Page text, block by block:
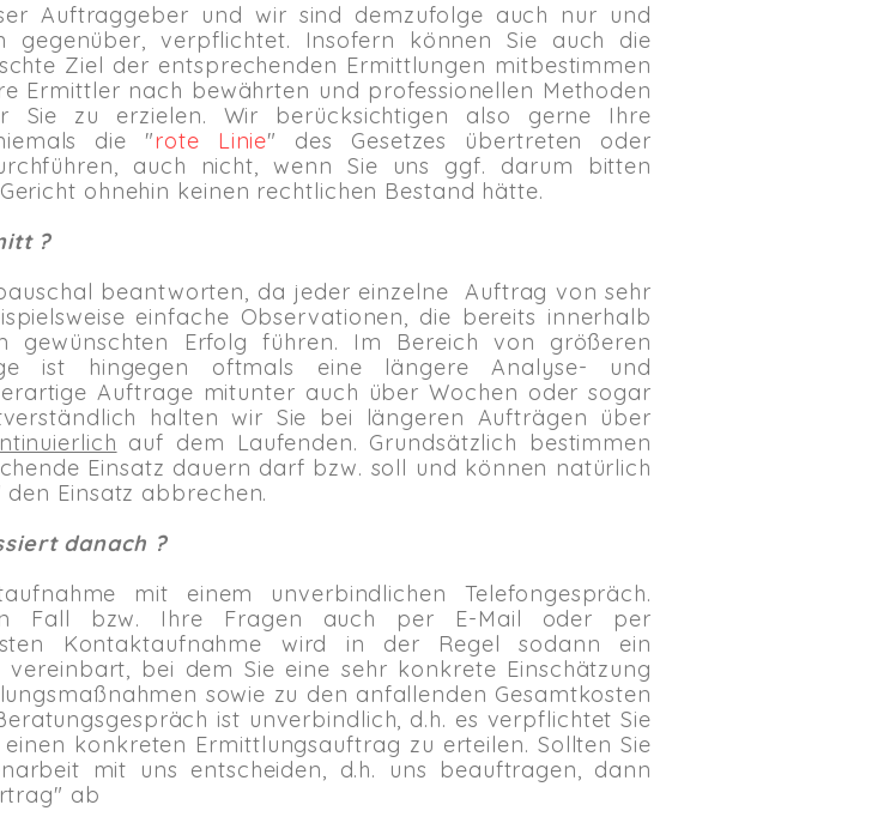
Auftraggeber und wir sind demzufolge auch nur und
gegenüber, verpflichtet. Insofern können Sie auch die
Ziel der entsprechenden Ermittlungen mitbestimmen
Ermittler nach bewährten und professionellen Methoden
Sie zu erzielen. Wir berücksichtigen also gerne Ihre
die "rote Linie" des Gesetzes übertreten oder
auch nicht, wenn Sie uns ggf. darum bitten
ohnehin keinen rechtlichen Bestand hätte.
?
beantworten, da jeder einzelne Auftrag von sehr
einfache Observationen, die bereits innerhalb
gewünschten Erfolg führen. Im Bereich von größeren
ist hingegen oftmals eine längere Analyse- und
Auftrage mitunter auch über Wochen oder sogar
halten wir Sie bei längeren Aufträgen über
auf dem Laufenden. Grundsätzlich bestimmen
Einsatz dauern darf bzw. soll und können natürlich
Einsatz abbrechen.
danach ?
mit einem unverbindlichen Telefongespräch.
Fall bzw. Ihre Fragen auch per E-Mail oder per
Kontaktaufnahme wird in der Regel sodann ein
bei dem Sie eine sehr konkrete Einschätzung
sowie zu den anfallenden Gesamtkosten
ist unverbindlich, d.h. es verpflichtet Sie
konkreten Ermittlungsauftrag zu erteilen. Sollten Sie
mit uns entscheiden, d.h. uns beauftragen, dann
ab